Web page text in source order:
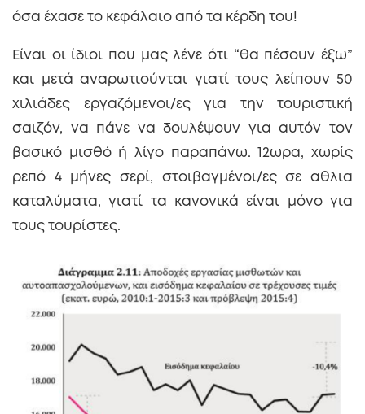
όσα έχασε το κεφάλαιο από τα κέρδη του!
Είναι οι ίδιοι που μας λένε ότι “θα πέσουν έξω”
και μετά αναρωτιούνται γιατί τους λείπουν 50
χιλιάδες εργαζόμενοι/ες για την τουριστική
σαιζόν, να πάνε να δουλέψουν για αυτόν τον
βασικό μισθό ή λίγο παραπάνω. 12ωρα, χωρίς
ρεπό 4 μήνες σερί, στοιβαγμένοι/ες σε αθλια
καταλύματα, γιατί τα κανονικά είναι μόνο για
τους τουρίστες.